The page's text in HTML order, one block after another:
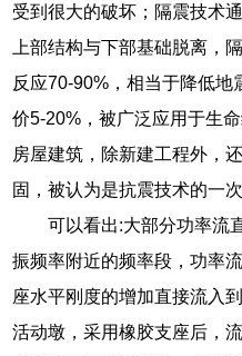
受到很大的破坏；隔震技术
上部结构与下部基础脱离，
反应70-90%，相当于降低地
价5-20%，被广泛应用于生
房屋建筑，除新建工程外，
固，被认为是抗震技术的一次
可以看出:大部分功率流
振频率附近的频率段，功率
座水平刚度的增加直接流入
活动墩，采用橡胶支座后，